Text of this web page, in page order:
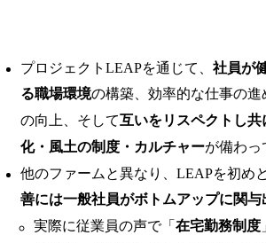
プロジェクトLEAPを通じて、 社員が
る職場環境の構築、効率的な仕事の進
の向上、そして互いをリスペクトし
化・風土の制度・カルチャーが備わっ
他のファームと異なり、LEAPを初め
善には一般社員がボトムアップに関与
実際に従業員の声で「 在宅勤務制度